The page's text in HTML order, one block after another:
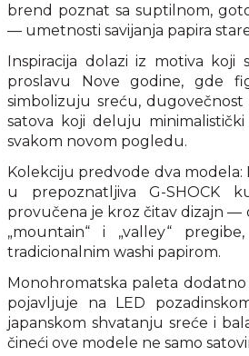
brend poznat sa suptilnom,
— umetnosti savijanja papira
Inspiracija dolazi iz motiva
proslavu Nove godine, gde
simbolizuju sreću,
satova koji deluju
svakom novom pogledu.
Kolekciju predvode dva modela:
u prepoznatljiva G-SHOCK
provučena je kroz čitav dizajn —
„mountain“ i „valley“
tradicionalnim washi papirom.
Monohromatska paleta
pojavljuje na LED
japanskom shvatanju sreće i
čineći ove modele ne samo